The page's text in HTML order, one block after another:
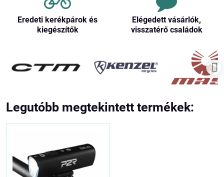
Eredeti kerékpárok és
kiegészítők
Elégedett vásárlók,
visszatérő családok
Legutóbb megtekintett termékek: